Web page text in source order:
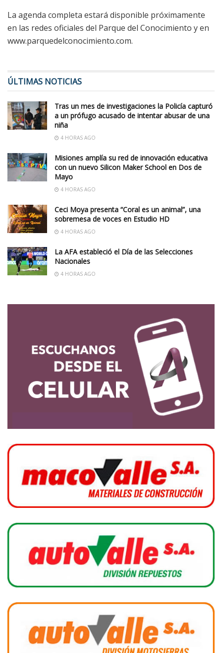
La agenda completa estará disponible próximamente
en las redes oficiales del Parque del Conocimiento y en
www.parquedelconocimiento.com.
ÚLTIMAS NOTICIAS
Tras un mes de investigaciones la Policía capturó
a un prófugo acusado de intentar abusar de una
niña
4 HORAS AGO
Misiones amplía su red de innovación educativa
con un nuevo Silicon Maker School en Dos de
Mayo
4 HORAS AGO
Ceci Moya presenta “Coral es un animal”, una
sobremesa de voces en Estudio HD
4 HORAS AGO
La AFA estableció el Día de las Selecciones
Nacionales
4 HORAS AGO